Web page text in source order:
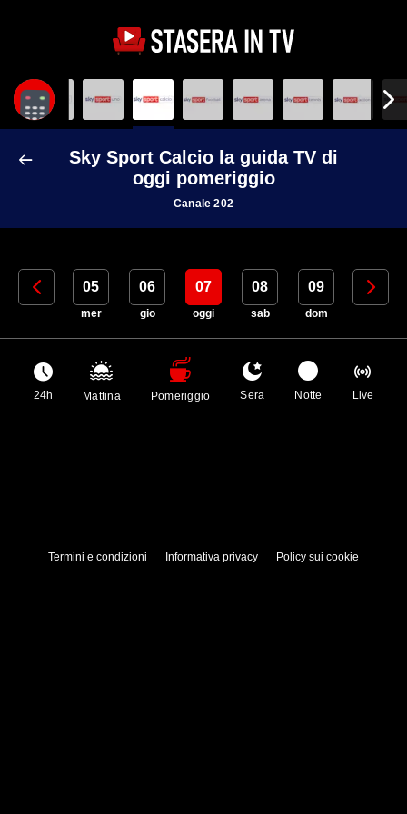
Sky Sport Calcio la guida TV di
oggi pomeriggio
Canale 202
04 05
mer
06
gio
07
oggi
08
sab
09
dom
10
24h Mattina Pomeriggio Sera Notte Live
Termini e condizioni Informativa privacy Policy sui cookie